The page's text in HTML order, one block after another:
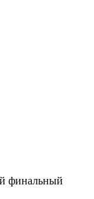
финальный